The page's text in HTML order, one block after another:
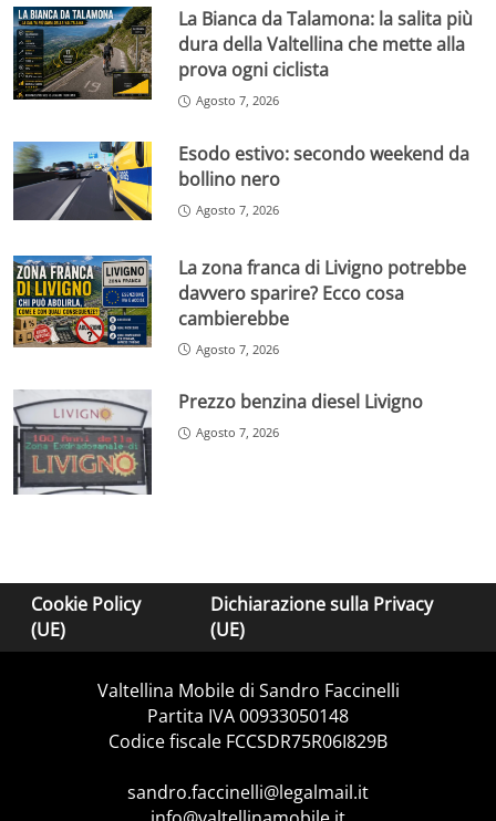
La Bianca da Talamona: la salita più
dura della Valtellina che mette alla
prova ogni ciclista
Agosto 7, 2026
Esodo estivo: secondo weekend da
bollino nero
Agosto 7, 2026
La zona franca di Livigno potrebbe
davvero sparire? Ecco cosa
cambierebbe
Agosto 7, 2026
Prezzo benzina diesel Livigno
Agosto 7, 2026
Cookie Policy
(UE)
Dichiarazione sulla Privacy
(UE)
Valtellina Mobile di Sandro Faccinelli
Partita IVA 00933050148
Codice fiscale FCCSDR75R06I829B
sandro.faccinelli@legalmail.it